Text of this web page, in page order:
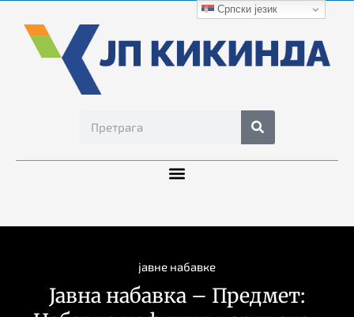
јавне набавке
Јавна набавка – Предмет:
Српски језик